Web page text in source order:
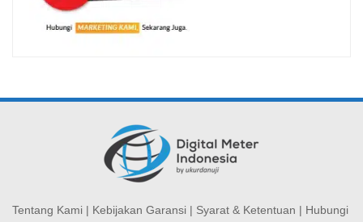
Tentang Kami | Kebijakan Garansi | Syarat & Ketentuan | Hubungi